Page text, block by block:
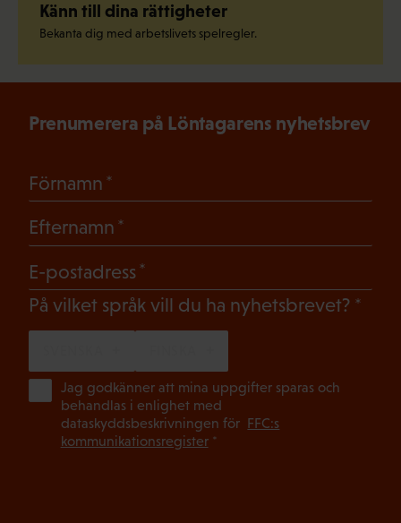
Känn till dina rättigheter
Bekanta dig med arbetslivets spelregler.
Prenumerera på Löntagarens nyhetsbrev
Förnamn
Efternamn
E-postadress
På vilket språk vill du ha nyhetsbrevet?
Jag godkänner att mina uppgifter sparas och
behandlas i enlighet med
dataskyddsbeskrivningen för FFC:s
kommunikationsregister*